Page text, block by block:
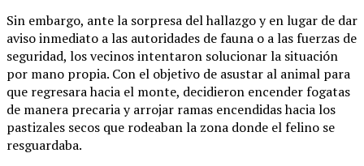
Sin embargo, ante la sorpresa del hallazgo y en lugar de dar
aviso inmediato a las autoridades de fauna o a las fuerzas de
seguridad, los vecinos intentaron solucionar la situación
por mano propia. Con el objetivo de asustar al animal para
que regresara hacia el monte, decidieron encender fogatas
de manera precaria y arrojar ramas encendidas hacia los
pastizales secos que rodeaban la zona donde el felino se
resguardaba.